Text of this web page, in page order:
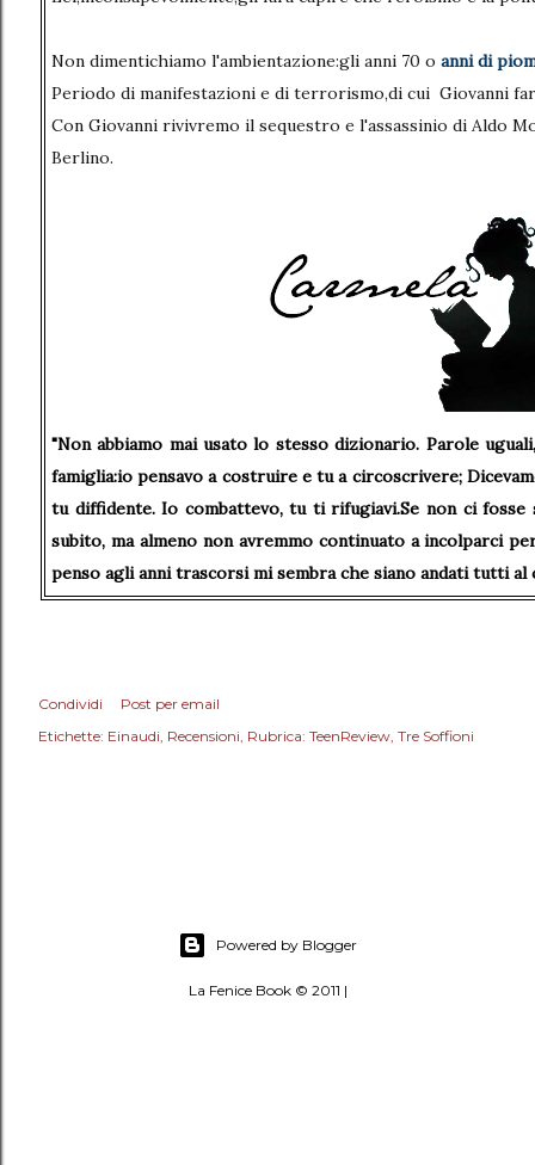
Non dimentichiamo l'ambientazione:gli anni 70 o anni di
Periodo di manifestazioni e di terrorismo,di cui Giovanni
Con Giovanni rivivremo il sequestro e l'assassinio di Aldo
Berlino.
"Non abbiamo mai usato lo stesso dizionario. Parole
famiglia:io pensavo a costruire e tu a circoscrivere;
tu diffidente. Io combattevo, tu ti rifugiavi.Se non ci fosse
subito, ma almeno non avremmo continuato a incolparci
penso agli anni trascorsi mi sembra che siano andati tutti al
Condividi
Post per email
Etichette: Einaudi Recensioni Rubrica: TeenReview Tre Soffioni
Powered by Blogger
La Fenice Book © 2011 |